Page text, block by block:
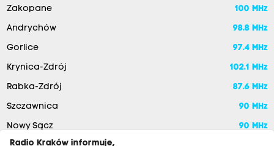
Zakopane 100 MHz
Andrychów 98.8 MHz
Gorlice 97.4 MHz
Krynica-Zdrój 102.1 MHz
Rabka-Zdrój 87.6 MHz
Szczawnica 90 MHz
Nowy Sącz 90 MHz
Radio Kraków informuje,